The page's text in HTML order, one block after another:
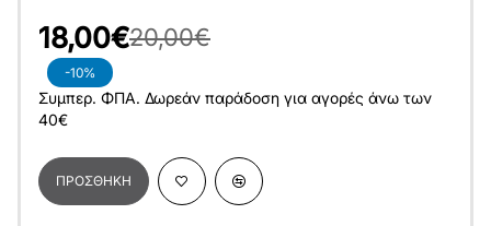
-10%
18,00€20,00€
Συμπερ. ΦΠΑ. Δωρεάν παράδοση για αγορές άνω των
40€
ΠΡΟΣΘΉΚΗ